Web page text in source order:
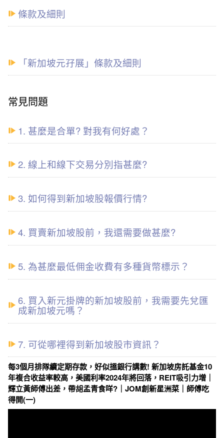
條款及細則
「新加坡元孖展」條款及細則
常見問題
1. 甚麼是合單? 對我有何好處？
2. 線上和線下交易分別指甚麼?
3. 如何得到新加坡股報價行情?
4. 買賣新加坡股前，我還需要做甚麼?
5. 為甚麼最低佣金收費有多種貨幣標示？
6. 買入新元掛牌的新加坡股前，我需要先兌匯
成新加坡元嗎？
7. 可從哪裡得到新加坡股市資訊？
每3個月排隊續定期存款，好似搵銀行講數! 新加坡房託基金10
年複合收益率較高，美國利率2024年將回落，REIT吸引力增｜
輝立黃師傅出差，帶胡孟青食咩?｜JOM創新星洲菜｜師傅吃
得開(一)